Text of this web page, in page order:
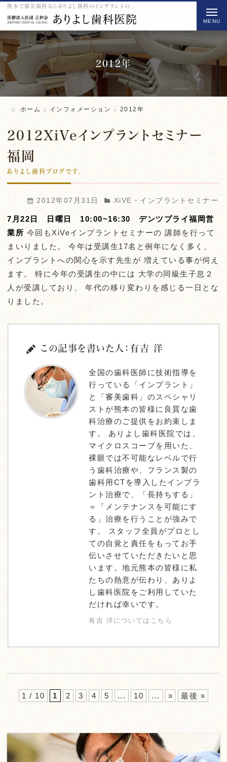
2012年
ホーム インフォメーション 2012年
2012XiVeインプラントセミナー
福岡
ありよし歯科ブログです。
2012年07月31日 XiVE・インプラントセミナー
7月22日 日曜日 10:00~16:30 デンツプライ福岡営
業所 今回もXiVeインプラントセミナーの 講師を行って
まいりました。 今年は受講生17名と例年になく多く、
インプラントへの関心を示す先生が 増えている事が伺え
ます。 特に今年の受講生の中には 大学の同級生子息２
人が受講しており、 年代の移り変わりを感じる一日とな
りました。
この記事を書いた人：有吉 洋
全国の歯科医師に技術指導を
行っている「インプラント」
と「審美歯科」のスペシャリ
ストが熊本の皆様に良質な歯
科治療のご提供をお約束しま
す。 ありよし歯科医院では、
マイクロスコープを用いた、
裸眼では不可能なレベルで行
う歯科治療や、フランス製の
歯科用CTを導入したインプラ
ント治療で、「長持ちする」
＝「メンテナンスを可能にす
る」治療を行うことが強みで
す。 スタッフ全員がプロとし
ての自覚と責任をもってお手
伝いさせていただきたいと思
います。地元熊本の皆様に私
たちの熱意が伝わり、ありよ
し歯科医院をご利用していた
だければ幸いです。
有吉 洋についてはこちら
1 / 10 1 2 3 4 5 ... 10 ... » 最後 »
t
o
g
l
i
o
n